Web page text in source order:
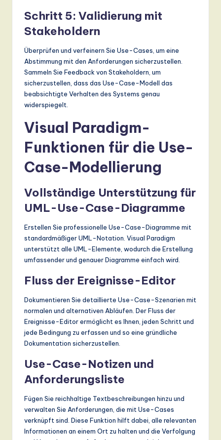
Schritt 5: Validierung mit
Stakeholdern
Überprüfen und verfeinern Sie Use-Cases, um eine
Abstimmung mit den Anforderungen sicherzustellen.
Sammeln Sie Feedback von Stakeholdern, um
sicherzustellen, dass das Use-Case-Modell das
beabsichtigte Verhalten des Systems genau
widerspiegelt.
Visual Paradigm-
Funktionen für die Use-
Case-Modellierung
Vollständige Unterstützung für
UML-Use-Case-Diagramme
Erstellen Sie professionelle Use-Case-Diagramme mit
standardmäßiger UML-Notation. Visual Paradigm
unterstützt alle UML-Elemente, wodurch die Erstellung
umfassender und genauer Diagramme einfach wird.
Fluss der Ereignisse-Editor
Dokumentieren Sie detaillierte Use-Case-Szenarien mit
normalen und alternativen Abläufen. Der Fluss der
Ereignisse-Editor ermöglicht es Ihnen, jeden Schritt und
jede Bedingung zu erfassen und so eine gründliche
Dokumentation sicherzustellen.
Use-Case-Notizen und
Anforderungsliste
Fügen Sie reichhaltige Textbeschreibungen hinzu und
verwalten Sie Anforderungen, die mit Use-Cases
verknüpft sind. Diese Funktion hilft dabei, alle relevanten
Informationen an einem Ort zu halten und die Verfolgung